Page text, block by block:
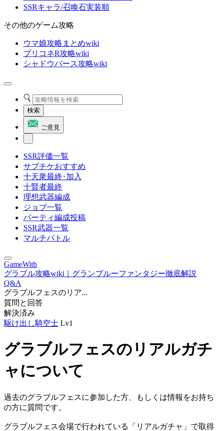
SSRキャラ/召喚石実装順
その他のゲーム攻略
ウマ娘攻略まとめwiki
プリコネR攻略wiki
シャドウバース攻略wiki
検索
ご意見
SSR評価一覧
サプチケおすすめ
十天衆最終･加入
十賢者最終
理想武器編成
ジョブ一覧
パーティ編成投稿
SSR武器一覧
マルチバトル
GameWith
グラブル攻略wiki｜グランブルーファンタジー徹底解説
Q&A
グラブルフェスのリア...
質問と回答
解決済み
駆け出し騎空士 Lv1
グラブルフェスのリアルガチ
ャについて
過去のグラブルフェスに参加した方、もしくは情報をお持ち
の方に質問です。
グラブルフェス会場で行われている「リアルガチャ」で取得